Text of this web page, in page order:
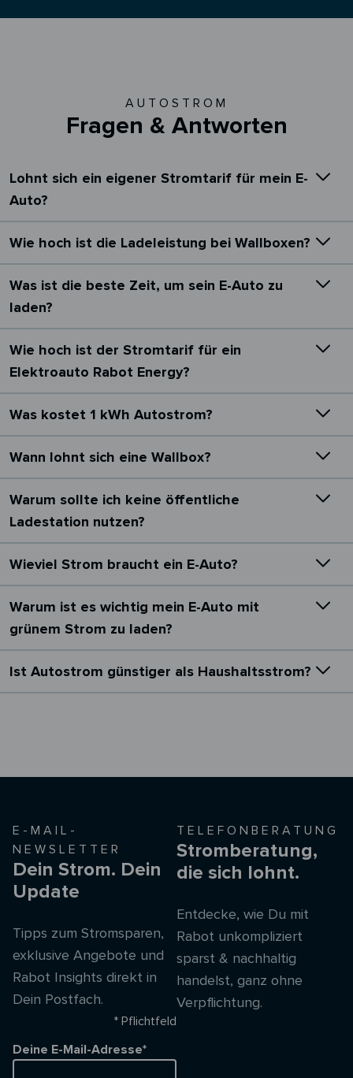
AUTOSTROM
Fragen & Antworten
Lohnt sich ein eigener Stromtarif für mein E-
Auto?
Wie hoch ist die Ladeleistung bei Wallboxen?
Was ist die beste Zeit, um sein E-Auto zu
laden?
Wie hoch ist der Stromtarif für ein
Elektroauto Rabot Energy?
Was kostet 1 kWh Autostrom?
Wann lohnt sich eine Wallbox?
Warum sollte ich keine öffentliche
Ladestation nutzen?
Wieviel Strom braucht ein E-Auto?
Warum ist es wichtig mein E-Auto mit
grünem Strom zu laden?
Ist Autostrom günstiger als Haushaltsstrom?
E-MAIL-
NEWSLETTER
Dein Strom. Dein
Update
Tipps zum Stromsparen,
exklusive Angebote und
Rabot Insights direkt in
Dein Postfach.
* Pflichtfeld
Deine E-Mail-Adresse*
TELEFONBERATUNG
Stromberatung,
die sich lohnt.
Entdecke, wie Du mit
Rabot unkompliziert
sparst & nachhaltig
handelst, ganz ohne
Verpflichtung.